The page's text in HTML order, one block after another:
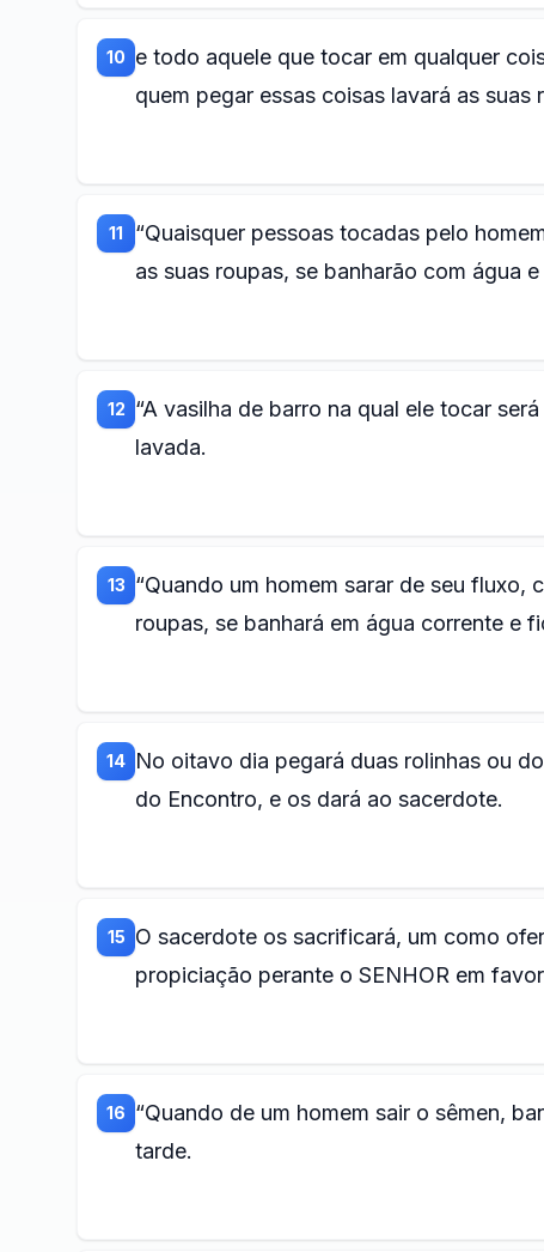
10 e todo aquele que tocar em qualquer
quem pegar essas coisas lavará as
11
“Quaisquer pessoas tocadas pelo
as suas roupas, se banharão com água
12 “A vasilha de barro na qual ele tocar
lavada.
13 “Quando um homem sarar de seu fluxo,
roupas, se banhará em água corrente e
14 No oitavo dia pegará duas rolinhas ou
do Encontro, e os dará ao sacerdote.
15 O sacerdote os sacrificará, um como
propiciação perante o SENHOR em
16 “Quando de um homem sair o sêmen,
tarde.